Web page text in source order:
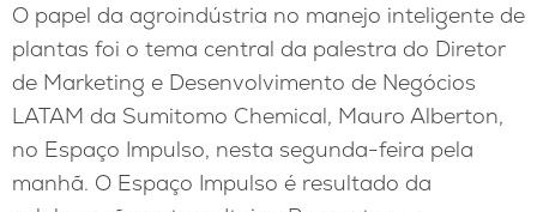
O papel da agroindústria no manejo inteligente de
plantas foi o tema central da palestra do Diretor
de Marketing e Desenvolvimento de Negócios
LATAM da Sumitomo Chemical, Mauro Alberton,
no Espaço Impulso, nesta segunda-feira pela
manhã. O Espaço Impulso é resultado da